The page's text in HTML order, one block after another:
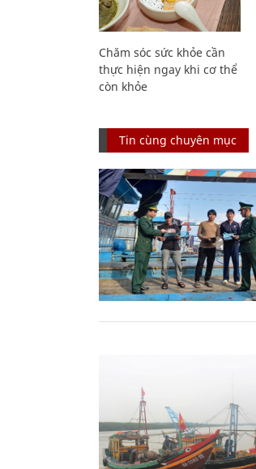
Chăm sóc sức khỏe cần
thực hiện ngay khi cơ thể
còn khỏe
Tin cùng chuyên mục